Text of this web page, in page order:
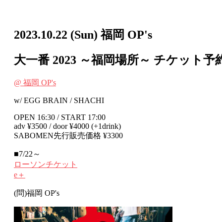
2023.10.22 (Sun) 福岡 OP's
大一番 2023 ～福岡場所～ チケット予
@ 福岡 OP's
w/ EGG BRAIN / SHACHI
OPEN 16:30 / START 17:00
adv ¥3500 / door ¥4000 (+1drink)
SABOMEN先行販売価格 ¥3300
■7/22～
ローソンチケット
e＋
(問)福岡 OP's